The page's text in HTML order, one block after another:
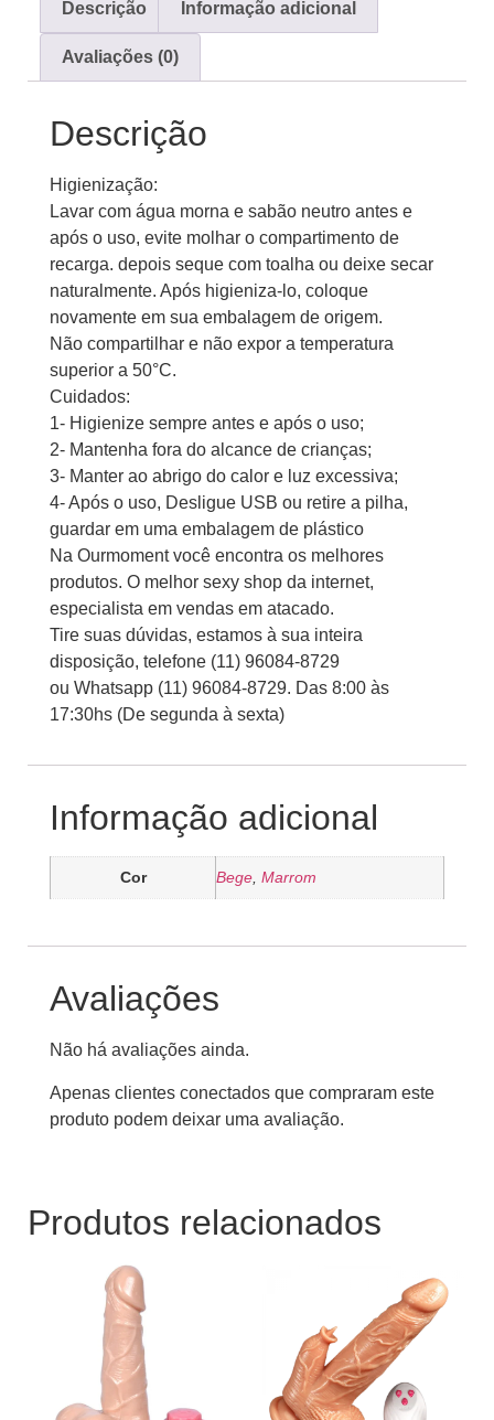
Descrição Informação adicional
Avaliações (0)
Descrição
Higienização:
Lavar com água morna e sabão neutro antes e
após o uso, evite molhar o compartimento de
recarga. depois seque com toalha ou deixe secar
naturalmente. Após higieniza-lo, coloque
novamente em sua embalagem de origem.
Não compartilhar e não expor a temperatura
superior a 50°C.
Cuidados:
1- Higienize sempre antes e após o uso;
2- Mantenha fora do alcance de crianças;
3- Manter ao abrigo do calor e luz excessiva;
4- Após o uso, Desligue USB ou retire a pilha,
guardar em uma embalagem de plástico
Na Ourmoment você encontra os melhores
produtos. O melhor sexy shop da internet,
especialista em vendas em atacado.
Tire suas dúvidas, estamos à sua inteira
disposição, telefone (11) 96084-8729
ou Whatsapp (11) 96084-8729. Das 8:00 às
17:30hs (De segunda à sexta)
Informação adicional
Cor Bege Marrom
Avaliações
Não há avaliações ainda.
Apenas clientes conectados que compraram este
produto podem deixar uma avaliação.
Produtos relacionados